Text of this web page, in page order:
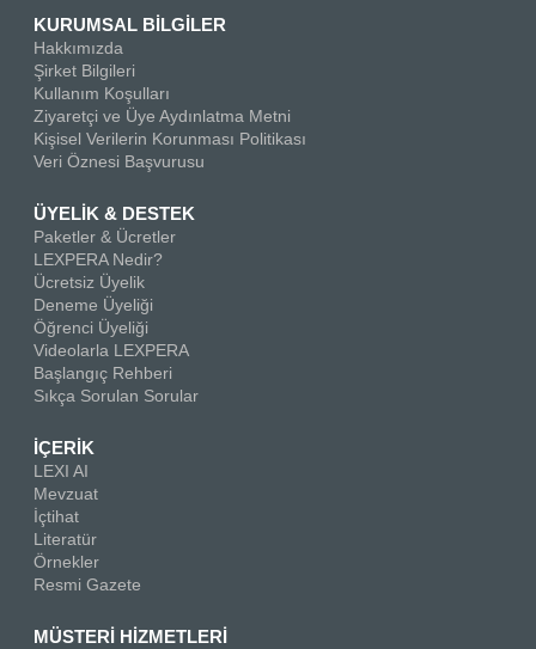
KURUMSAL BİLGİLER
Hakkımızda
Şirket Bilgileri
Kullanım Koşulları
Ziyaretçi ve Üye Aydınlatma Metni
Kişisel Verilerin Korunması Politikası
Veri Öznesi Başvurusu
ÜYELİK & DESTEK
Paketler & Ücretler
LEXPERA Nedir?
Ücretsiz Üyelik
Deneme Üyeliği
Öğrenci Üyeliği
Videolarla LEXPERA
Başlangıç Rehberi
Sıkça Sorulan Sorular
İÇERİK
LEXI AI
Mevzuat
İçtihat
Literatür
Örnekler
Resmi Gazete
MÜSTERİ HİZMETLERİ